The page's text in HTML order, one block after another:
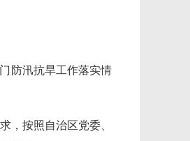
防汛抗旱工作落实情
，按照自治区党委、